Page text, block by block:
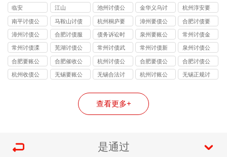
临安 江山
池州讨债公
司
金华义乌讨
债要账
杭州淳安要
债公司
南平讨债公
司
马鞍山讨债
公司
杭州桐庐要
账
漳州要债公
司
合肥讨债要
账公司
漳州讨债公
司
合肥讨债服
务
债务诉讼时
效
泉州要账公
司
常州讨债金
坛公司
常州讨债溧
阳公司
芜湖讨债公
司
常州讨债武
进公司
常州讨债新
北公司
泉州讨债公
司
合肥要账公
司
合肥催收公
司
杭州讨债公
司
合肥要债公
司
合肥讨债公
司
杭州收债公
无锡要账公
无锡合法讨
杭州讨账公
无锡正规讨
查看更多+
是通过